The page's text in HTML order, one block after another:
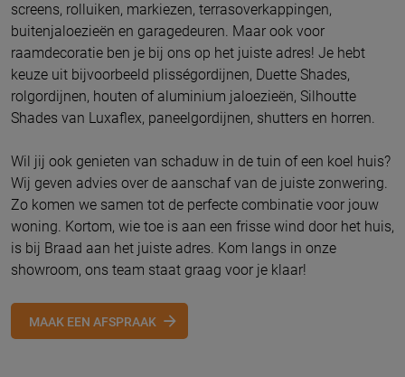
screens, rolluiken, markiezen, terrasoverkappingen,
buitenjaloezieën en garagedeuren. Maar ook voor
raamdecoratie ben je bij ons op het juiste adres! Je hebt
keuze uit bijvoorbeeld plisségordijnen, Duette Shades,
rolgordijnen, houten of aluminium jaloezieën, Silhoutte
Shades van Luxaflex, paneelgordijnen, shutters en horren.
Wil jij ook genieten van schaduw in de tuin of een koel huis?
Wij geven advies over de aanschaf van de juiste zonwering.
Zo komen we samen tot de perfecte combinatie voor jouw
woning. Kortom, wie toe is aan een frisse wind door het huis,
is bij Braad aan het juiste adres. Kom langs in onze
showroom, ons team staat graag voor je klaar!
MAAK EEN AFSPRAAK